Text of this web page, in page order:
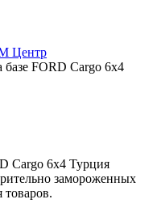
Центр
FORD Cargo 6x4
Cargo 6x4 Турция
замороженных